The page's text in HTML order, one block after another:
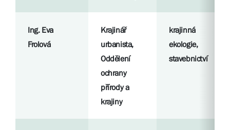
Ing. Eva
Frolová
Krajinář
urbanista,
Oddělení
ochrany
přírody a
krajiny
krajinná
ekologie,
stavebnictví